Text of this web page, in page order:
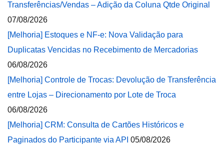
Transferências/Vendas – Adição da Coluna Qtde Original
07/08/2026
[Melhoria] Estoques e NF-e: Nova Validação para
Duplicatas Vencidas no Recebimento de Mercadorias
06/08/2026
[Melhoria] Controle de Trocas: Devolução de Transferência
entre Lojas – Direcionamento por Lote de Troca
06/08/2026
[Melhoria] CRM: Consulta de Cartões Históricos e
Paginados do Participante via API 05/08/2026